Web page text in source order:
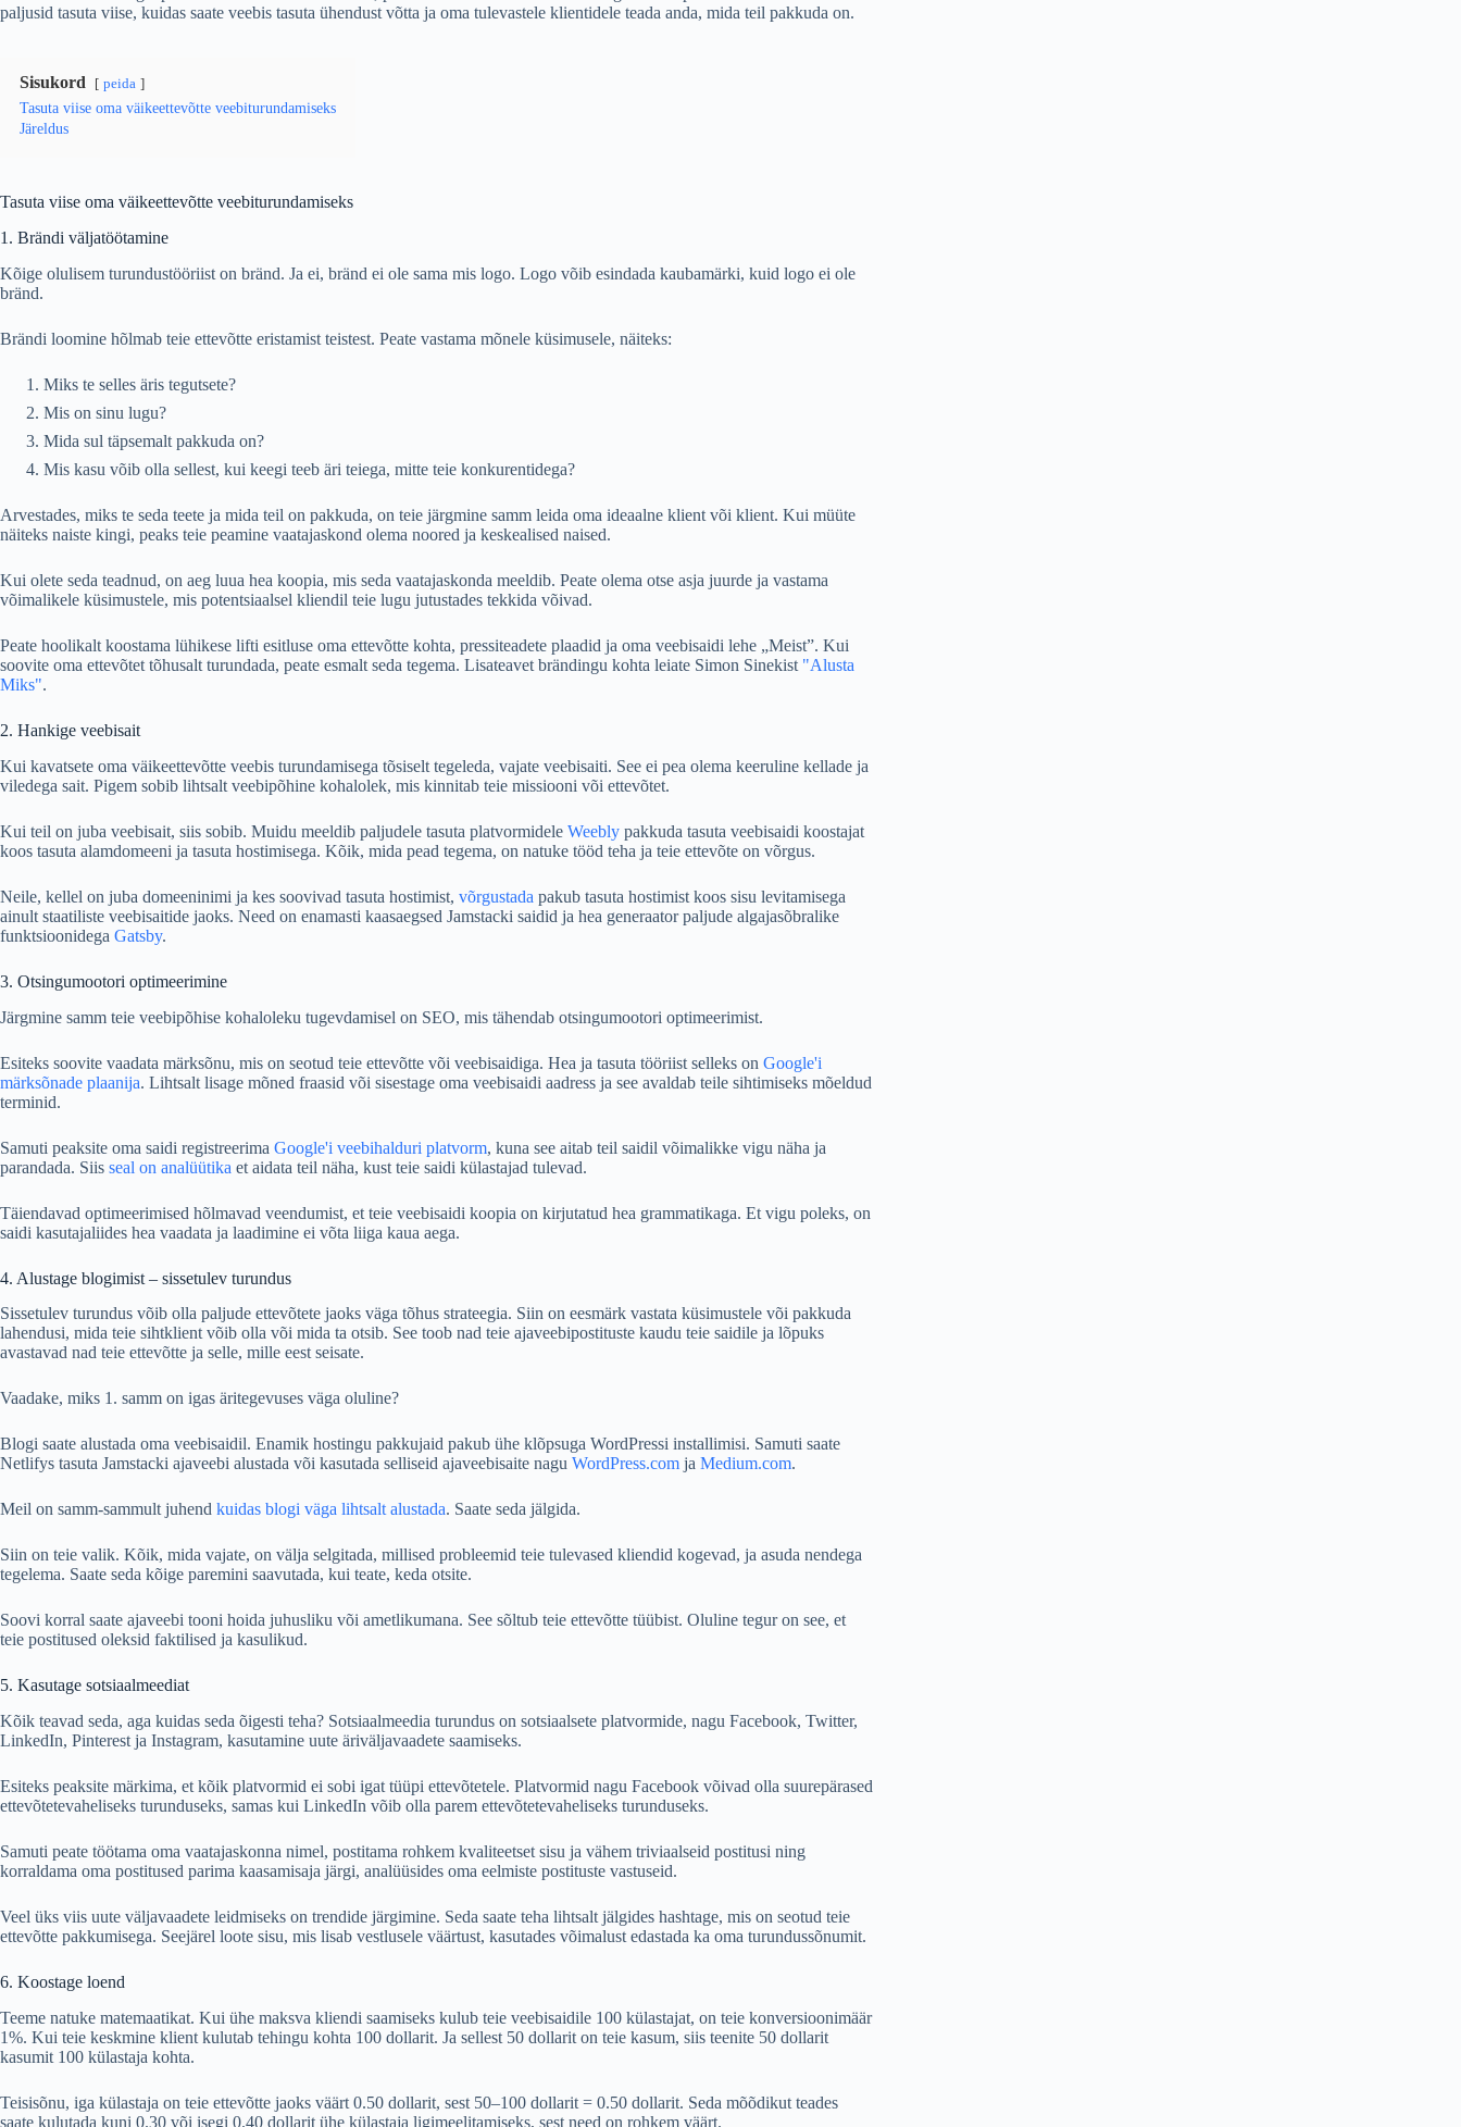
paljusid tasuta viise, kuidas saate veebis tasuta ühendust võtta ja oma tulevastele klientidele teada anda, mida teil pakkuda on.
Sisukord peida
Tasuta viise oma väikeettevõtte veebiturundamiseks
Järeldus
Tasuta viise oma väikeettevõtte veebiturundamiseks
1. Brändi väljatöötamine
Kõige olulisem turundustööriist on bränd. Ja ei, bränd ei ole sama mis logo. Logo võib esindada kaubamärki, kuid logo ei ole
bränd.
Brändi loomine hõlmab teie ettevõtte eristamist teistest. Peate vastama mõnele küsimusele, näiteks:
Miks te selles äris tegutsete?
Mis on sinu lugu?
Mida sul täpsemalt pakkuda on?
Mis kasu võib olla sellest, kui keegi teeb äri teiega, mitte teie konkurentidega?
Arvestades, miks te seda teete ja mida teil on pakkuda, on teie järgmine samm leida oma ideaalne klient või klient. Kui müüte
näiteks naiste kingi, peaks teie peamine vaatajaskond olema noored ja keskealised naised.
Kui olete seda teadnud, on aeg luua hea koopia, mis seda vaatajaskonda meeldib. Peate olema otse asja juurde ja vastama
võimalikele küsimustele, mis potentsiaalsel kliendil teie lugu jutustades tekkida võivad.
Peate hoolikalt koostama lühikese lifti esitluse oma ettevõtte kohta, pressiteadete plaadid ja oma veebisaidi lehe „Meist”. Kui
soovite oma ettevõtet tõhusalt turundada, peate esmalt seda tegema. Lisateavet brändingu kohta leiate Simon Sinekist "Alusta
Miks".
2. Hankige veebisait
Kui kavatsete oma väikeettevõtte veebis turundamisega tõsiselt tegeleda, vajate veebisaiti. See ei pea olema keeruline kellade ja
viledega sait. Pigem sobib lihtsalt veebipõhine kohalolek, mis kinnitab teie missiooni või ettevõtet.
Kui teil on juba veebisait, siis sobib. Muidu meeldib paljudele tasuta platvormidele Weebly pakkuda tasuta veebisaidi koostajat
koos tasuta alamdomeeni ja tasuta hostimisega. Kõik, mida pead tegema, on natuke tööd teha ja teie ettevõte on võrgus.
Neile, kellel on juba domeeninimi ja kes soovivad tasuta hostimist, võrgustada pakub tasuta hostimist koos sisu levitamisega
ainult staatiliste veebisaitide jaoks. Need on enamasti kaasaegsed Jamstacki saidid ja hea generaator paljude algajasõbralike
funktsioonidega Gatsby.
3. Otsingumootori optimeerimine
Järgmine samm teie veebipõhise kohaloleku tugevdamisel on SEO, mis tähendab otsingumootori optimeerimist.
Esiteks soovite vaadata märksõnu, mis on seotud teie ettevõtte või veebisaidiga. Hea ja tasuta tööriist selleks on Google'i
märksõnade plaanija. Lihtsalt lisage mõned fraasid või sisestage oma veebisaidi aadress ja see avaldab teile sihtimiseks mõeldud
terminid.
Samuti peaksite oma saidi registreerima Google'i veebihalduri platvorm, kuna see aitab teil saidil võimalikke vigu näha ja
parandada. Siis seal on analüütika et aidata teil näha, kust teie saidi külastajad tulevad.
Täiendavad optimeerimised hõlmavad veendumist, et teie veebisaidi koopia on kirjutatud hea grammatikaga. Et vigu poleks, on
saidi kasutajaliides hea vaadata ja laadimine ei võta liiga kaua aega.
4. Alustage blogimist – sissetulev turundus
Sissetulev turundus võib olla paljude ettevõtete jaoks väga tõhus strateegia. Siin on eesmärk vastata küsimustele või pakkuda
lahendusi, mida teie sihtklient võib olla või mida ta otsib. See toob nad teie ajaveebipostituste kaudu teie saidile ja lõpuks
avastavad nad teie ettevõtte ja selle, mille eest seisate.
Vaadake, miks 1. samm on igas äritegevuses väga oluline?
Blogi saate alustada oma veebisaidil. Enamik hostingu pakkujaid pakub ühe klõpsuga WordPressi installimisi. Samuti saate
Netlifys tasuta Jamstacki ajaveebi alustada või kasutada selliseid ajaveebisaite nagu WordPress.com ja Medium.com.
Meil on samm-sammult juhend kuidas blogi väga lihtsalt alustada. Saate seda jälgida.
Siin on teie valik. Kõik, mida vajate, on välja selgitada, millised probleemid teie tulevased kliendid kogevad, ja asuda nendega
tegelema. Saate seda kõige paremini saavutada, kui teate, keda otsite.
Soovi korral saate ajaveebi tooni hoida juhusliku või ametlikumana. See sõltub teie ettevõtte tüübist. Oluline tegur on see, et
teie postitused oleksid faktilised ja kasulikud.
5. Kasutage sotsiaalmeediat
Kõik teavad seda, aga kuidas seda õigesti teha? Sotsiaalmeedia turundus on sotsiaalsete platvormide, nagu Facebook, Twitter,
LinkedIn, Pinterest ja Instagram, kasutamine uute äriväljavaadete saamiseks.
Esiteks peaksite märkima, et kõik platvormid ei sobi igat tüüpi ettevõtetele. Platvormid nagu Facebook võivad olla suurepärased
ettevõtetevaheliseks turunduseks, samas kui LinkedIn võib olla parem ettevõtetevaheliseks turunduseks.
Samuti peate töötama oma vaatajaskonna nimel, postitama rohkem kvaliteetset sisu ja vähem triviaalseid postitusi ning
korraldama oma postitused parima kaasamisaja järgi, analüüsides oma eelmiste postituste vastuseid.
Veel üks viis uute väljavaadete leidmiseks on trendide järgimine. Seda saate teha lihtsalt jälgides hashtage, mis on seotud teie
ettevõtte pakkumisega. Seejärel loote sisu, mis lisab vestlusele väärtust, kasutades võimalust edastada ka oma turundussõnumit.
6. Koostage loend
Teeme natuke matemaatikat. Kui ühe maksva kliendi saamiseks kulub teie veebisaidile 100 külastajat, on teie konversioonimäär
1%. Kui teie keskmine klient kulutab tehingu kohta 100 dollarit. Ja sellest 50 dollarit on teie kasum, siis teenite 50 dollarit
kasumit 100 külastaja kohta.
Teisisõnu, iga külastaja on teie ettevõtte jaoks väärt 0.50 dollarit, sest 50–100 dollarit = 0.50 dollarit. Seda mõõdikut teades
saate kulutada kuni 0.30 või isegi 0.40 dollarit ühe külastaja ligimeelitamiseks, sest need on rohkem väärt.